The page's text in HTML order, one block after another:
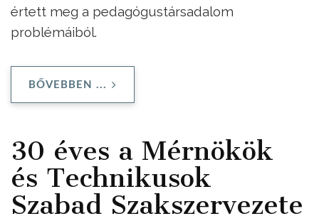
értett meg a pedagógustársadalom
problémáiból.
BŐVEBBEN ...
30 éves a Mérnökök
és Technikusok
Szabad Szakszervezete